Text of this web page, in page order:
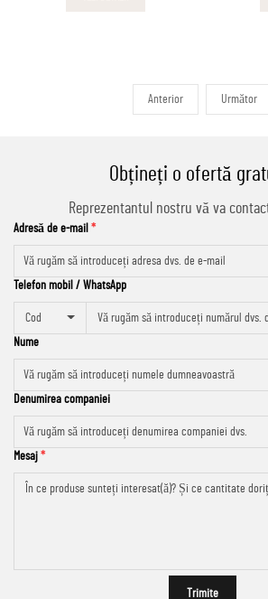
Anterior Următor
Obțineți o ofertă
Reprezentantul nostru vă va
Adresă de e-mail
Telefon mobil / WhatsApp
Cod
Nume
Denumirea companiei
Mesaj
Trimite